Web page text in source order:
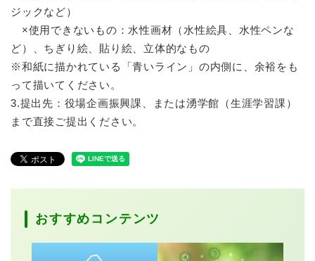
ジックなど）
×使用できないもの：水性画材（水性絵具、水性ペンな
ど）、ちぎり絵、貼り絵、立体的なもの
※和紙に描かれている「青いライン」の内側に、余裕をも
って描いてください。
3.提出先：役場企画振興課、または湧学館（生涯学習課）
まで直接ご提出ください。
おすすめコンテンツ